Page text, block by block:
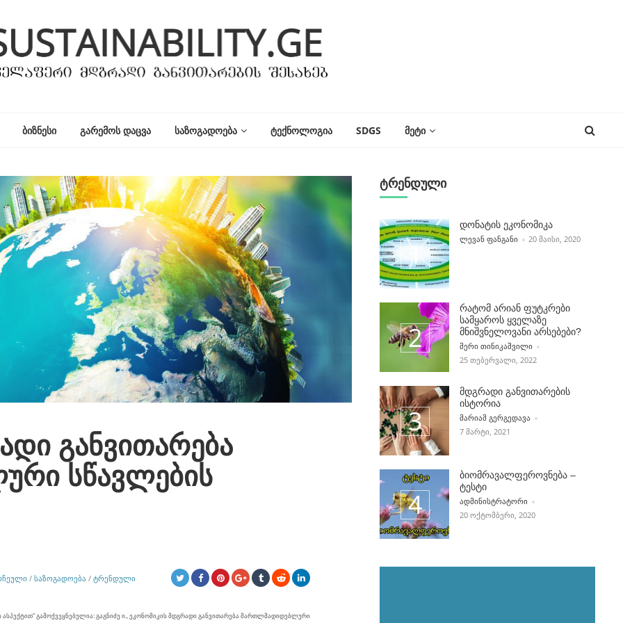
ᲑᲘᲖᲜᲔᲡᲘ ᲒᲐᲠᲔᲛᲝᲡ ᲓᲐᲪᲕᲐ ᲡᲐᲖᲝᲒᲐᲓᲝᲔᲑᲐ ᲢᲔᲥᲜᲝᲚᲝᲒᲘᲐ SDGS ᲛᲔᲢᲘ
განვითარება
სწავლების
/ ᲡᲐᲖᲝᲒᲐᲓᲝᲔᲑᲐ / ᲢᲠᲔᲜᲓᲣᲚᲘ
გამოქვეყნებულია: გაგნიძე ი., ეკონომიკის მდგრადი განვითარება მართლმადიდებლური
ტრენდული
დონატის ეკონომიკა
POSTED BY
ᲚᲔᲕᲐᲜ ᲤᲐᲜᲒᲐᲜᲘ 20 ᲛᲐᲘᲡᲘ, 2020
რატომ არიან ფუტკრები
სამყაროს ყველაზე
მნიშვნელოვანი არსებები?
POSTED BY
ᲛᲔᲠᲘ ᲗᲘᲜᲘᲙᲐᲨᲕᲘᲚᲘ
25 ᲗᲔᲑᲔᲠᲕᲐᲚᲘ, 2022
მდგრადი განვითარების
ისტორია
POSTED BY
ᲛᲐᲠᲘᲐᲛ ᲒᲔᲠᲒᲔᲓᲐᲕᲐ
7 ᲛᲐᲠᲢᲘ, 2021
ბიომრავალფეროვნება –
ტესტი
POSTED BY
ᲐᲓᲛᲘᲜᲘᲡᲢᲠᲐᲢᲝᲠᲘ
20 ᲝᲥᲢᲝᲛᲑᲔᲠᲘ, 2020